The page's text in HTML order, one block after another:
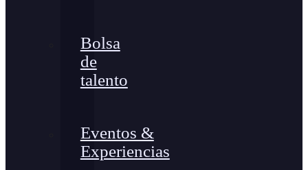
Bolsa
de
talento
Eventos &
Experiencias